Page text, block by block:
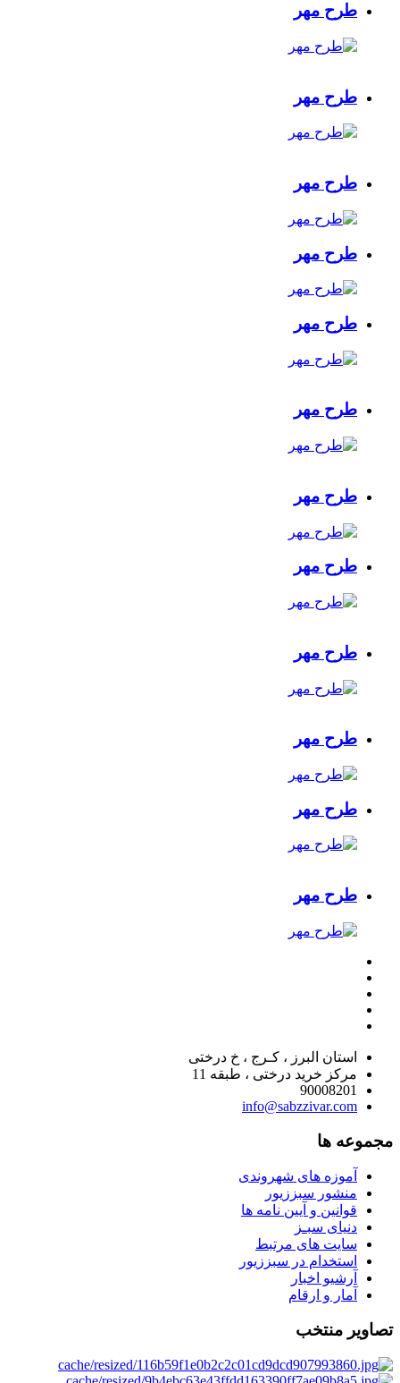
طرح مهر
طرح مهر
طرح مهر
طرح مهر
طرح مهر
طرح مهر
طرح مهر
طرح مهر
طرح مهر
طرح مهر
طرح مهر
طرح مهر
استان البرز ، کـرج ، خ درختی
مرکز خرید درختی ، طبقه 11
90008201
info@sabzzivar.com
مجموعه ها
آموزه های شهروندی
منشور سبززیور
قوانین و آیین نامه ها
دنیای سبـز
سایت های مرتبط
استخدام در سبززیور
آرشیو اخبار
آمار و ارقام
تصاویر منتخب